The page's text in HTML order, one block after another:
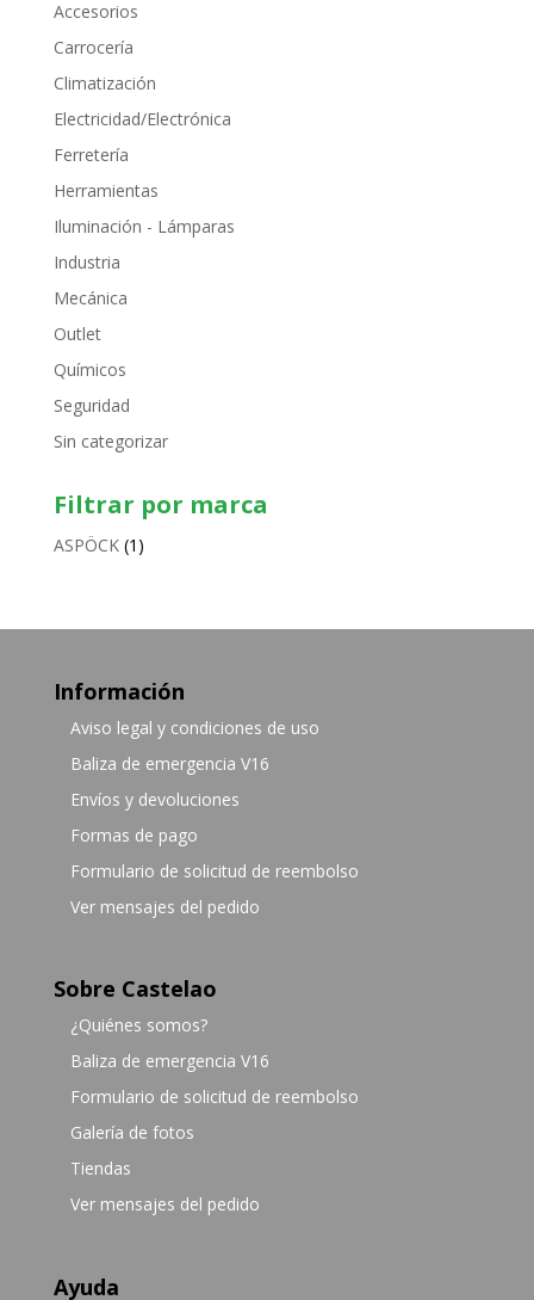
Accesorios
Carrocería
Climatización
Electricidad/Electrónica
Ferretería
Herramientas
Iluminación - Lámparas
Industria
Mecánica
Outlet
Químicos
Seguridad
Sin categorizar
Filtrar por marca
ASPÖCK (1)
Información
Aviso legal y condiciones de uso
Baliza de emergencia V16
Envíos y devoluciones
Formas de pago
Formulario de solicitud de reembolso
Ver mensajes del pedido
Sobre Castelao
¿Quiénes somos?
Baliza de emergencia V16
Formulario de solicitud de reembolso
Galería de fotos
Tiendas
Ver mensajes del pedido
Ayuda